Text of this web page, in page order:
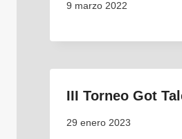
9 marzo 2022
III Torneo Got
29 enero 2023